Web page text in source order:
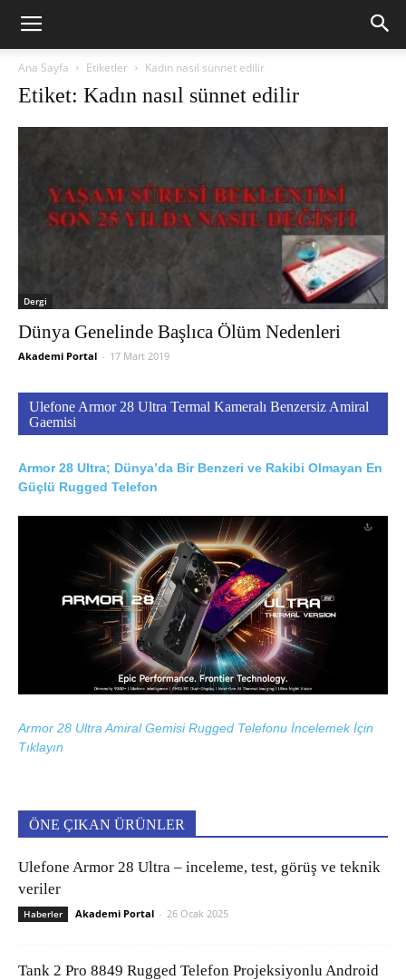
Ana Sayfa Etiketler Kadın nasıl sünnet edilir
Etiket: Kadın nasıl sünnet edilir
Dergi
Dünya Genelinde Başlıca Ölüm Nedenleri
Akademi Portal - 17 Mart 2019
Ulefone Armor 28 Ultra Termal Kameralı Benzersiz Amiral
Gaemisi
Armor 28 Ultra; Dünya’da Bir Benzeri ve Rakibi Olmayan En
Güçlü Rugged Telefon
Armor 28 Ultra Amiral Gemisi Rugged Telefonu İncelemek İçin
Tıklayın
ÖNE ÇIKAN ÜRÜNLER
Ulefone Armor 28 Ultra – inceleme, test, görüş ve teknik
veriler
Haberler Akademi Portal - 26 Ocak 2025
Tank 2 Pro 8849 Rugged Telefon Projeksiyonlu Android